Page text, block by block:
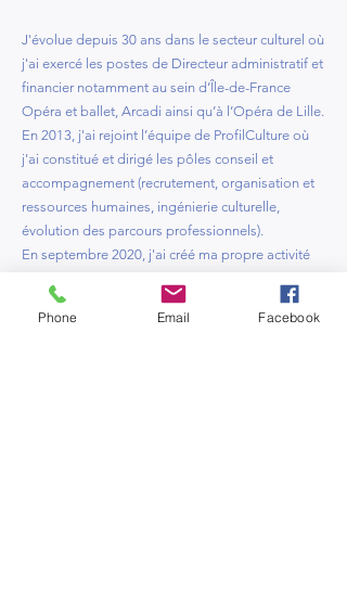
J'évolue depuis 30 ans dans le secteur culturel où
j'ai exercé les postes de Directeur administratif et
financier notamment au sein d’Île-de-France
Opéra et ballet, Arcadi ainsi qu’à l’Opéra de Lille.
En 2013, j'ai rejoint l’équipe de ProfilCulture où
j'ai constitué et dirigé les pôles conseil et
accompagnement (recrutement, organisation et
ressources humaines, ingénierie culturelle,
évolution des parcours professionnels).
En septembre 2020, j'ai créé ma propre activité
(scop).
Phone Email Facebook